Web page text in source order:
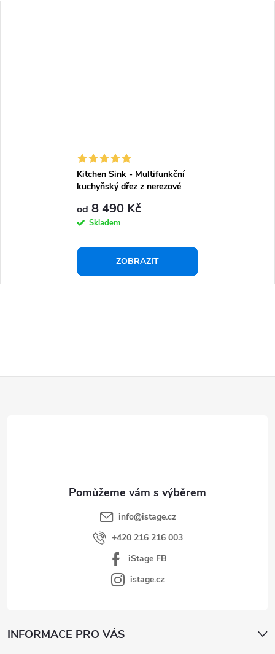
Kitchen Sink - Multifunkční
kuchyňský dřez z nerezové
od 8 490 Kč
Skladem
ZOBRAZIT
info@istage.cz
+420 216 216 003
iStage FB
istage.cz
INFORMACE PRO VÁS